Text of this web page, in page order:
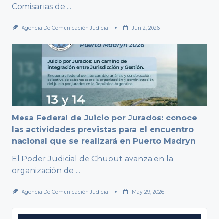
Comisarías de ...
Agencia De Comunicación Judicial Jun 2, 2026
Mesa Federal de Juicio por Jurados: conoce
las actividades previstas para el encuentro
nacional que se realizará en Puerto Madryn
El Poder Judicial de Chubut avanza en la
organización de ...
Agencia De Comunicación Judicial May 29, 2026